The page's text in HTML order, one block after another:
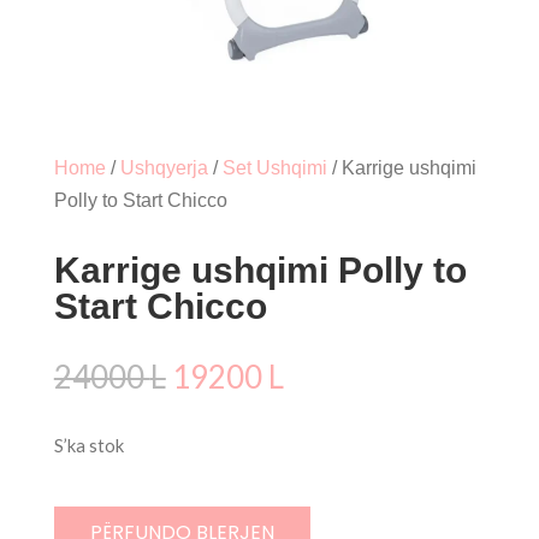
Home / Ushqyerja / Set Ushqimi / Karrige ushqimi
Polly to Start Chicco
Karrige ushqimi Polly to
Start Chicco
24000L Çmimi
19200 L
19200 L.
S’ka stok
PËRFUNDO BLERJEN